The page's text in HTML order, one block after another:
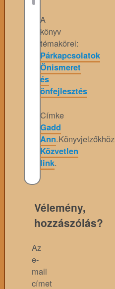
A
könyv
témakörei:
Párkapcsolatok
Önismeret
és
önfejlesztés
Címke
Gadd
Ann.Könyvjelzőkhöz
Közvetlen
link.
Vélemény,
hozzászólás?
Az
e-
mail
címet